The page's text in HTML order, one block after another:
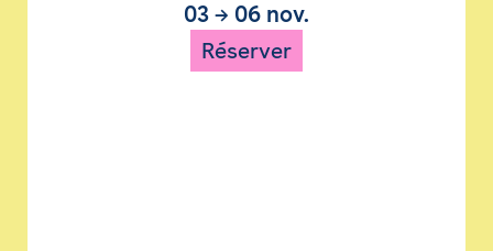
03 → 06 nov.
Réserver